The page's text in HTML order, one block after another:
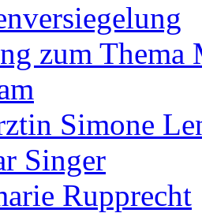
zum Thema
Simone
Singer
Rupprecht